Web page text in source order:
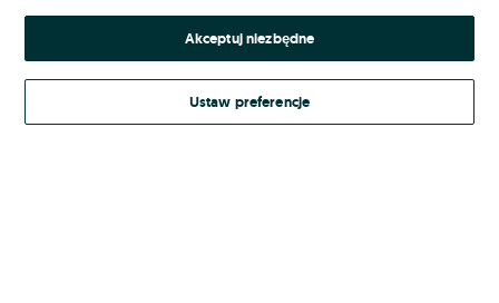
Zaloguj się
Kontynuując za pośrednictwem jednego z dostawców wskazanych powyżej,
Regulamin serwisuOLX.pl w jego aktualnym brzmieniu.
Akceptuj niezbędne
Ustaw preferencje